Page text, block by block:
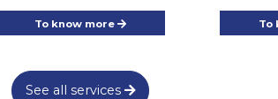
To know more To
See all services